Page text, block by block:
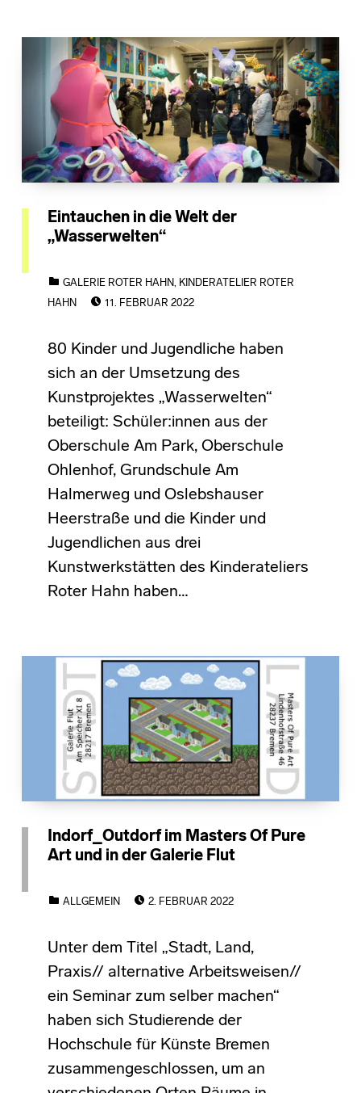
Eintauchen in die Welt der
„Wasserwelten“
GALERIE ROTER HAHN
KINDERATELIER ROTER
HAHN
11. FEBRUAR 2022
80 Kinder und Jugendliche haben
sich an der Umsetzung des
Kunstprojektes „Wasserwelten“
beteiligt: Schüler:innen aus der
Oberschule Am Park, Oberschule
Ohlenhof, Grundschule Am
Halmerweg und Oslebshauser
Heerstraße und die Kinder und
Jugendlichen aus drei
Kunstwerkstätten des Kinderateliers
Roter Hahn haben…
Indorf_Outdorf im Masters Of Pure
Art und in der Galerie Flut
ALLGEMEIN
2. FEBRUAR 2022
Unter dem Titel „Stadt, Land,
Praxis// alternative Arbeitsweisen//
ein Seminar zum selber machen“
haben sich Studierende der
Hochschule für Künste Bremen
zusammengeschlossen, um an